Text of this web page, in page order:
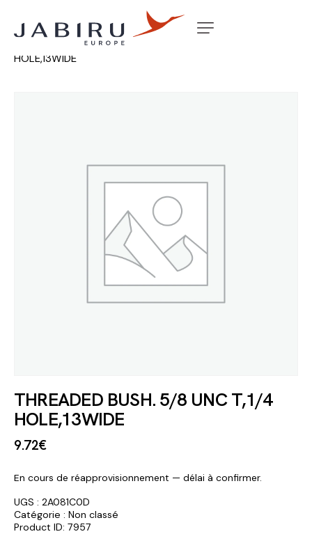
Accueil Non classé
HOLE,13WIDE
THREADED BUSH. 5/8 UNC T,1/4
HOLE,13WIDE
9.72€
En cours de réapprovisionnement — délai à confirmer.
UGS : 2A081C0D
Catégorie : Non classé
Product ID: 7957